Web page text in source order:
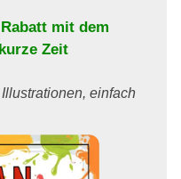
mit dem
Zeit
einfach